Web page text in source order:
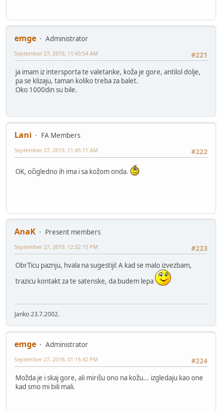
emge
Administrator
#221
September 27, 2019, 11:43:54 AM
ja imam iz intersporta te valetanke, koža je gore, antilol dolje,
pa se klizaju, taman koliko treba za balet.
Oko 1000din su bile.
Lani
FA Members
#222
September 27, 2019, 11:45:11 AM
OK, očigledno ih ima i sa kožom onda.
AnaK
Present members
#223
September 27, 2019, 12:52:15 PM
ObrTicu paznju, hvala na sugestiji! A kad se malo izvezbam,
trazicu kontakt za te satenske, da budem lepa
Janko 23.7.2002.
emge
Administrator
#224
September 27, 2019, 01:15:42 PM
Možda je i skaj gore, ali mirišu ono na kožu... izgledaju kao one
kad smo mi bili mali.